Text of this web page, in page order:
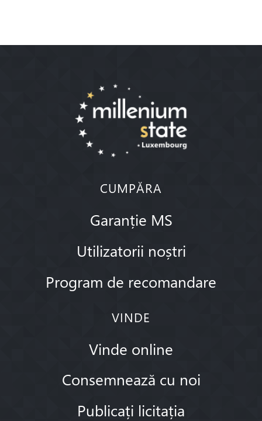
CUMPĂRA
Garanție MS
Utilizatorii noștri
Program de recomandare
VINDE
Vinde online
Consemnează cu noi
Publicați licitația